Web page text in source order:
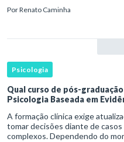
PorRenato Caminha
Psicologia
Qual curso de pós-
Psicologia Baseada em
A formação clínica exige
tomar decisões diante de casos
complexos. Dependendo do